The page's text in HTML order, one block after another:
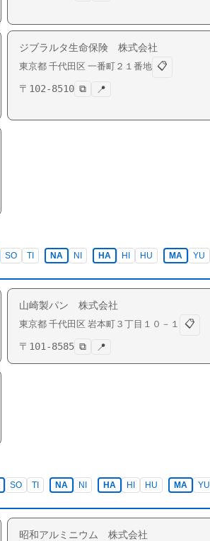
ジブラルタ生命保険 株式会社
東京都 千代田区 一番町 ２１番地 📋
〒 102-8510 ⧉ 📍
SO TI NA NI HA HI HU MA YU
山崎製パン 株式会社
東京都 千代田区 岩本町 ３丁目１０－１
📋
〒 101-8585 ⧉ 📍
SO TI NA NI HA HI HU MA YU
昭和アルミニウム 株式会社